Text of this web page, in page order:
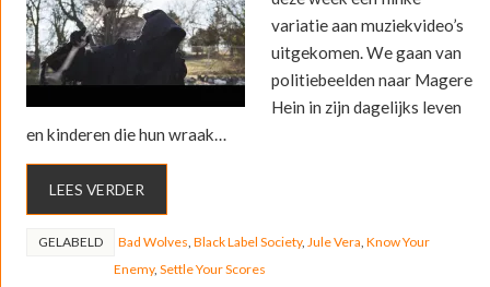
variatie aan muziekvideo’s
uitgekomen. We gaan van
politiebeelden naar Magere
Hein in zijn dagelijks leven
en kinderen die hun wraak…
LEES VERDER
GELABELD Bad Wolves Black Label Society, Jule Vera Know Your
Enemy, Settle Your Scores